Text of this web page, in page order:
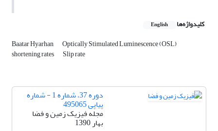
کلیدواژه‌ها English
Baatar Hyarhan Optically Stimulated Luminescence (OSL)
shortening rates Slip rate
دوره 37، شماره 1 - شماره
پیاپی 495065
مجله فیزیک زمین و فضا
بهار 1390